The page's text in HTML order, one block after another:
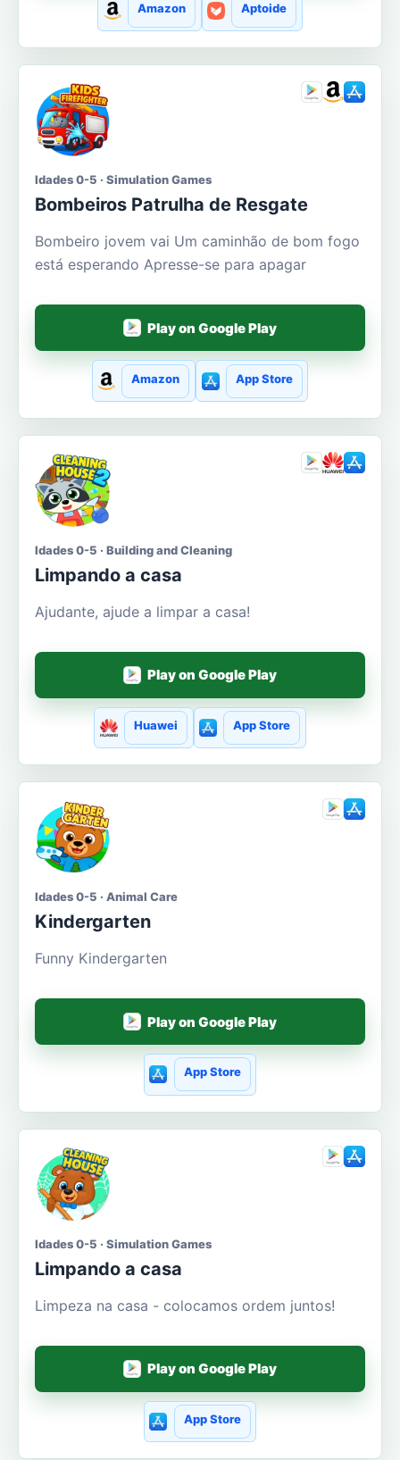
Amazon Aptoide
Idades 0-5 · Simulation Games
Bombeiros Patrulha de Resgate
Bombeiro jovem vai Um caminhão de bom fogo
está esperando Apresse-se para apagar
Play on Google Play
Amazon App Store
Idades 0-5 · Building and Cleaning
Limpando a casa
Ajudante, ajude a limpar a casa!
Play on Google Play
Huawei App Store
Idades 0-5 · Animal Care
Kindergarten
Funny Kindergarten
Play on Google Play
App Store
Idades 0-5 · Simulation Games
Limpando a casa
Limpeza na casa - colocamos ordem juntos!
Play on Google Play
App Store